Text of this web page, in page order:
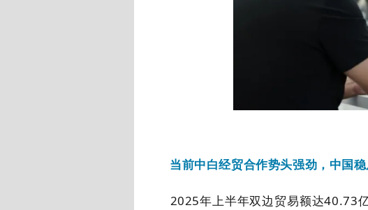
当前中白经贸合作势头强劲，中国稳
2025年上半年双边贸易额达40.73